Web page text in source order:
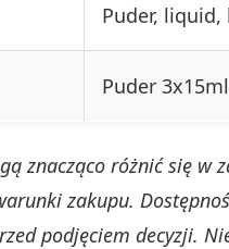
Puder, liquid,
Puder
znacząco różnić się
zakupu.
podjęciem decyzji.